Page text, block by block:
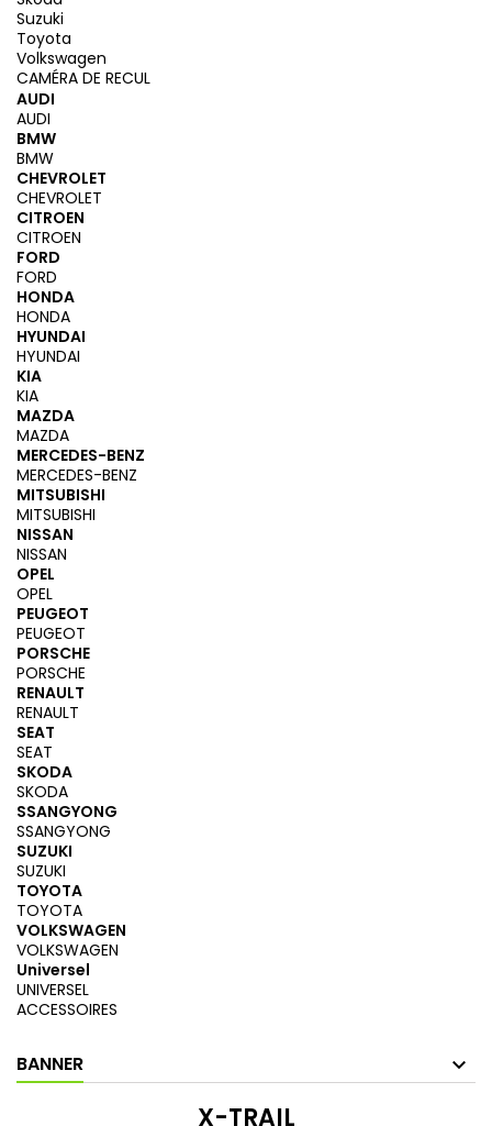
Suzuki
Toyota
Volkswagen
CAMÉRA DE RECUL
AUDI
AUDI
BMW
BMW
CHEVROLET
CHEVROLET
CITROEN
CITROEN
FORD
FORD
HONDA
HONDA
HYUNDAI
HYUNDAI
KIA
KIA
MAZDA
MAZDA
MERCEDES-BENZ
MERCEDES-BENZ
MITSUBISHI
MITSUBISHI
NISSAN
NISSAN
OPEL
OPEL
PEUGEOT
PEUGEOT
PORSCHE
PORSCHE
RENAULT
RENAULT
SEAT
SEAT
SKODA
SKODA
SSANGYONG
SSANGYONG
SUZUKI
SUZUKI
TOYOTA
TOYOTA
VOLKSWAGEN
VOLKSWAGEN
Universel
UNIVERSEL
ACCESSOIRES
BANNER
X-TRAIL